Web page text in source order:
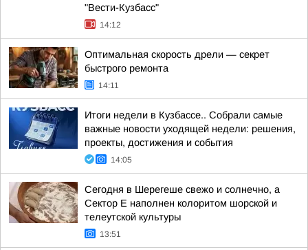
"Вести-Кузбасс"
14:12
Оптимальная скорость дрели — секрет
быстрого ремонта
14:11
Итоги недели в Кузбассе.. Собрали самые
важные новости уходящей недели: решения,
проекты, достижения и события
14:05
Сегодня в Шерегеше свежо и солнечно, а
Сектор Е наполнен колоритом шорской и
телеутской культуры
13:51